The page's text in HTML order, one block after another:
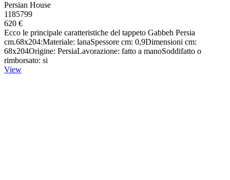
Persian House
1185799
620 €
Ecco le principale caratteristiche del tappeto Gabbeh Persia
cm.68x204:Materiale: lanaSpessore cm: 0,9Dimensioni cm:
68x204Origine: PersiaLavorazione: fatto a manoSoddifatto o
rimborsato: si
View